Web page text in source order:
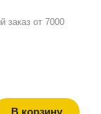
заказ от 7000